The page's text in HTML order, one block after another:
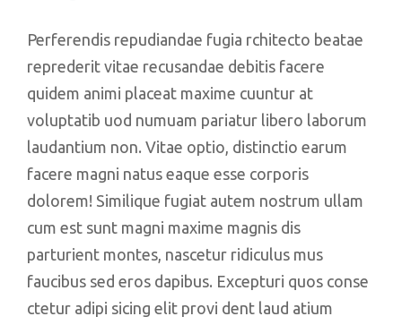
Perferendis repudiandae fugia rchitecto beatae
reprederit vitae recusandae debitis facere
quidem animi placeat maxime cuuntur at
voluptatib uod numuam pariatur libero laborum
laudantium non. Vitae optio, distinctio earum
facere magni natus eaque esse corporis
dolorem! Similique fugiat autem nostrum ullam
cum est sunt magni maxime magnis dis
parturient montes, nascetur ridiculus mus
faucibus sed eros dapibus. Excepturi quos conse
ctetur adipi sicing elit provi dent laud atium